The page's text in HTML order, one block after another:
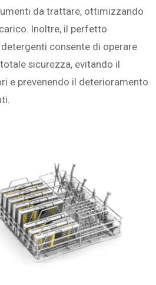
da trattare, ottimizzando
Inoltre, il perfetto
consente di operare
sicurezza, evitando il
e prevenendo il deterioramento